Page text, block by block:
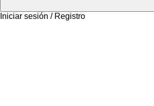
Iniciar sesión / Registro